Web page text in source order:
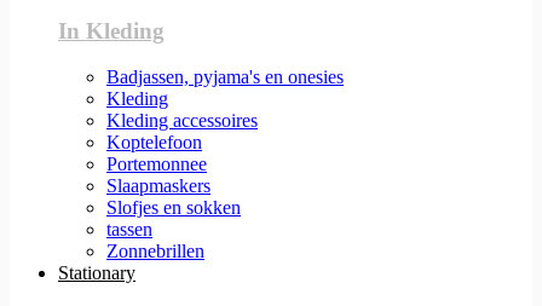
In Kleding
Badjassen, pyjama's en onesies
Kleding
Kleding accessoires
Koptelefoon
Portemonnee
Slaapmaskers
Slofjes en sokken
tassen
Zonnebrillen
Stationary